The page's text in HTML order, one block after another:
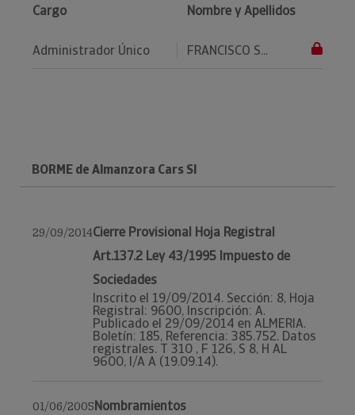
Cargo Nombre y Apellidos
Administrador Único FRANCISCO S...
BORME de Almanzora Cars Sl
29/09/2014Cierre Provisional Hoja Registral
Art.137.2 Ley 43/1995 Impuesto de
Sociedades
Inscrito el 19/09/2014. Sección: 8, Hoja
Registral: 9600, Inscripción: A.
Publicado el 29/09/2014 en ALMERIA.
Boletín: 185, Referencia: 385.752. Datos
registrales. T 310 , F 126, S 8, H AL
9600, I/A A (19.09.14).
01/06/2005Nombramientos